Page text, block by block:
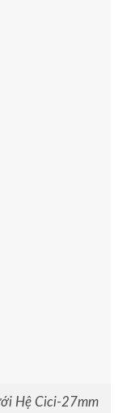
Hệ Cici-27mm